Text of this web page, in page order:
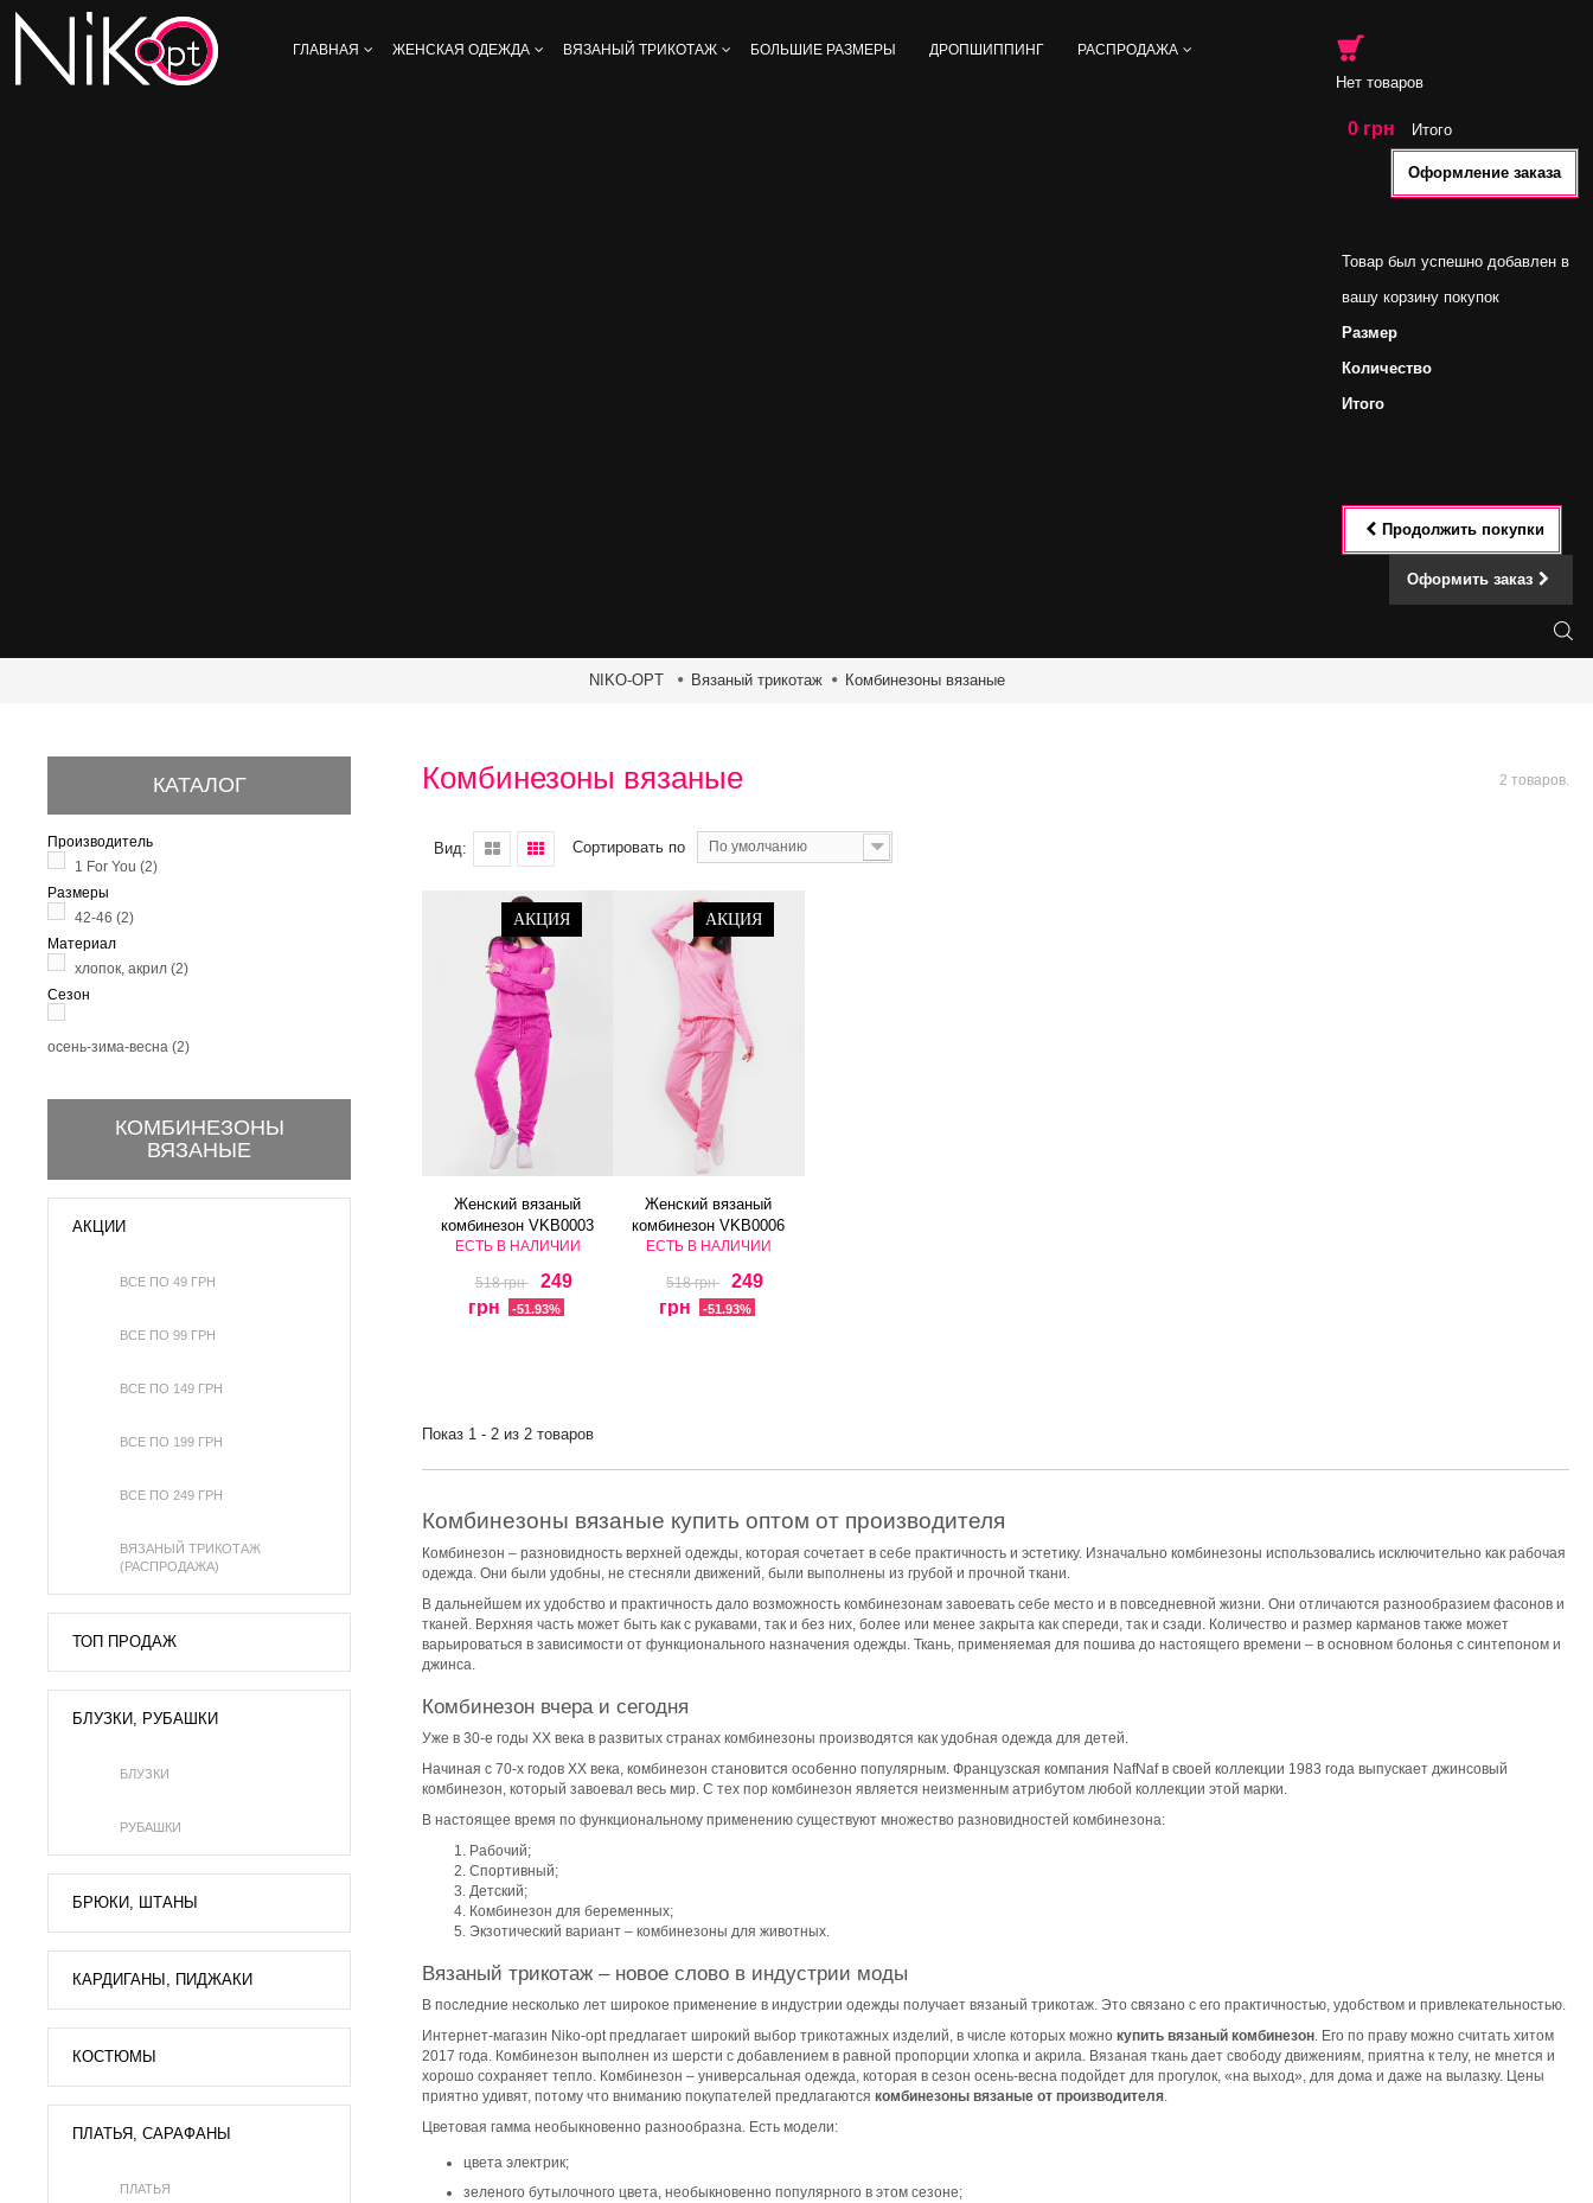
Нет товаров
0 грн Итого
Оформление заказа
Товар был успешно добавлен в
вашу корзину покупок
Размер
Количество
Итого
Продолжить покупки
Оформить заказ
ГЛАВНАЯ ЖЕНСКАЯ ОДЕЖДА ВЯЗАНЫЙ ТРИКОТАЖ БОЛЬШИЕ РАЗМЕРЫ ДРОПШИППИНГ РАСПРОДАЖА
NIKO-OPT Вязаный трикотаж Комбинезоны вязаные
КАТАЛОГ
Производитель
1 For You (2)
Размеры
42-46 (2)
Материал
хлопок, акрил (2)
Сезон
осень-зима-весна (2)
КОМБИНЕЗОНЫ
ВЯЗАНЫЕ
АКЦИИ
ВСЕ ПО 49 ГРН
ВСЕ ПО 99 ГРН
ВСЕ ПО 149 ГРН
ВСЕ ПО 199 ГРН
ВСЕ ПО 249 ГРН
ВЯЗАНЫЙ ТРИКОТАЖ
(РАСПРОДАЖА)
ТОП ПРОДАЖ
БЛУЗКИ, РУБАШКИ
БЛУЗКИ
РУБАШКИ
БРЮКИ, ШТАНЫ
КАРДИГАНЫ, ПИДЖАКИ
КОСТЮМЫ
ПЛАТЬЯ, САРАФАНЫ
ПЛАТЬЯ
2 товаров.
Комбинезоны вязаные
Вид: Сортировать по По умолчанию
АКЦИЯ
Женский вязаный
комбинезон VKB0003
ЕСТЬ В НАЛИЧИИ
518 грн
249
грн
-51.93%
АКЦИЯ
Женский вязаный
комбинезон VKB0006
ЕСТЬ В НАЛИЧИИ
518 грн
249
грн
-51.93%
Показ 1 - 2 из 2 товаров
Комбинезоны вязаные купить оптом от производителя
Комбинезон – разновидность верхней одежды, которая сочетает в себе практичность и эстетику. Изначально комбинезоны использовались исключительно как рабочая
одежда. Они были удобны, не стесняли движений, были выполнены из грубой и прочной ткани.
В дальнейшем их удобство и практичность дало возможность комбинезонам завоевать себе место и в повседневной жизни. Они отличаются разнообразием фасонов и
тканей. Верхняя часть может быть как с рукавами, так и без них, более или менее закрыта как спереди, так и сзади. Количество и размер карманов также может
варьироваться в зависимости от функционального назначения одежды. Ткань, применяемая для пошива до настоящего времени – в основном болонья с синтепоном и
джинса.
Комбинезон вчера и сегодня
Уже в 30-е годы ХХ века в развитых странах комбинезоны производятся как удобная одежда для детей.
Начиная с 70-х годов ХХ века, комбинезон становится особенно популярным. Французская компания NafNaf в своей коллекции 1983 года выпускает джинсовый
комбинезон, который завоевал весь мир. С тех пор комбинезон является неизменным атрибутом любой коллекции этой марки.
В настоящее время по функциональному применению существуют множество разновидностей комбинезона:
Рабочий;
Спортивный;
Детский;
Комбинезон для беременных;
Экзотический вариант – комбинезоны для животных.
Вязаный трикотаж – новое слово в индустрии моды
В последние несколько лет широкое применение в индустрии одежды получает вязаный трикотаж. Это связано с его практичностью, удобством и привлекательностью.
Интернет-магазин Niko-opt предлагает широкий выбор трикотажных изделий, в числе которых можно купить вязаный комбинезон. Его по праву можно считать хитом
2017 года. Комбинезон выполнен из шерсти с добавлением в равной пропорции хлопка и акрила. Вязаная ткань дает свободу движениям, приятна к телу, не мнется и
хорошо сохраняет тепло. Комбинезон – универсальная одежда, которая в сезон осень-весна подойдет для прогулок, «на выход», для дома и даже на вылазку. Цены
приятно удивят, потому что вниманию покупателей предлагаются комбинезоны вязаные от производителя.
Цветовая гамма необыкновенно разнообразна. Есть модели:
цвета электрик;
зеленого бутылочного цвета, необыкновенно популярного в этом сезоне;